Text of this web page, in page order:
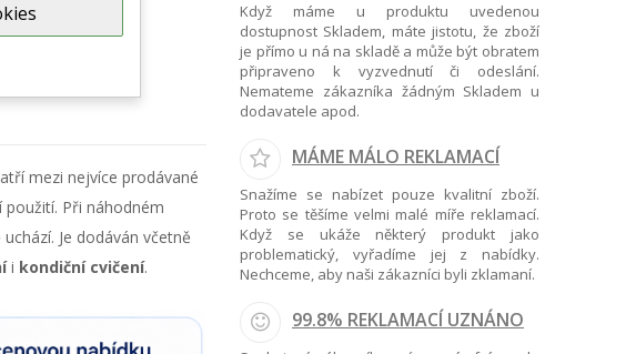
mezi nejvíce prodávané
Při náhodném
Je dodáván včetně
i kondiční cvičení.
Když máme u produktu uvedenou
dostupnost Skladem, máte jistotu, že zboží
je přímo u ná na skladě a může být obratem
připraveno k vyzvednutí či odeslání.
Nemateme zákazníka žádným Skladem u
dodavatele apod.
MÁME MÁLO REKLAMACÍ
Snažíme se nabízet pouze kvalitní zboží.
Proto se těšíme velmi malé míře reklamací.
Když se ukáže některý produkt jako
problematický, vyřadíme jej z nabídky.
Nechceme, aby naši zákazníci byli zklamaní.
99.8% REKLAMACÍ UZNÁNO